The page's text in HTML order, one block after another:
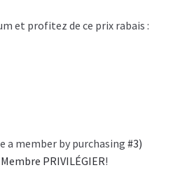
et profitez de ce prix rabais :
a member by purchasing #3)
PRIVILÉGIER!